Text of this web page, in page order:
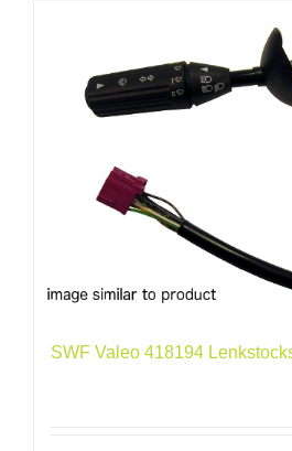
SWF Valeo 418194